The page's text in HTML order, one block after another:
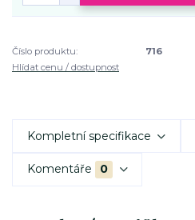
Číslo produktu:
716
Hlídat cenu / dostupnost
Kompletní specifikace
Komentáře 0